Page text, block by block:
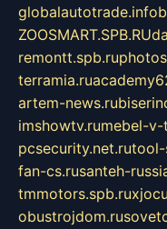
globalautotrade.info
ZOOSMART.SPB.RU
remontt.spb.ru
terramia.ru
artem-news.ru
imshowtv.rumebel-v-
pcsecurity.net.rutool-
fan-cs.rusanteh-
tmmotors.spb.ru
obustrojdom.ru